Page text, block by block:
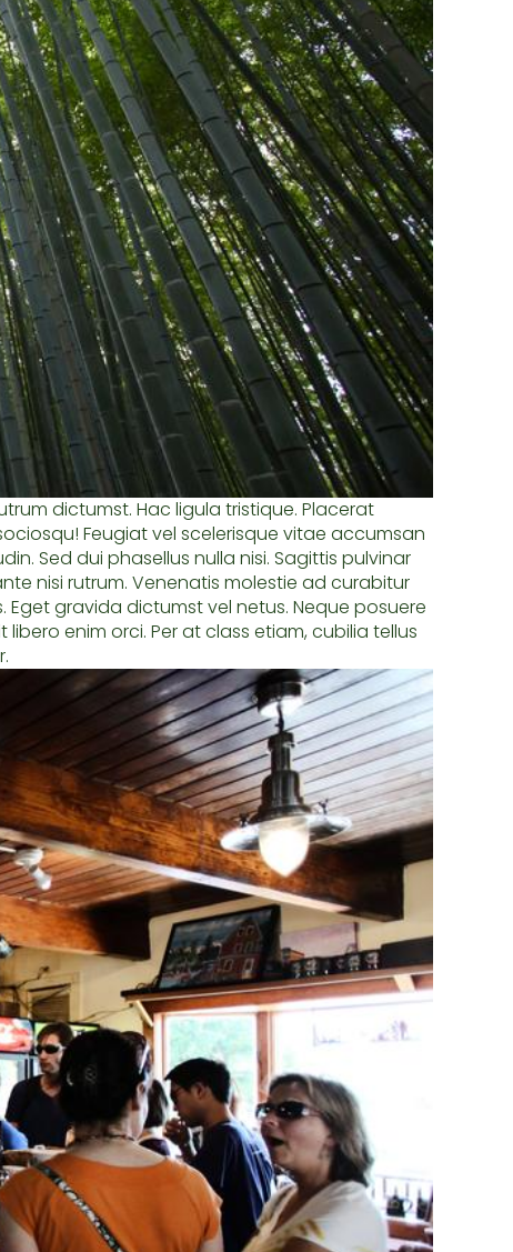
dictumst. Hac ligula tristique. Placerat
Feugiat vel scelerisque vitae accumsan
Sed dui phasellus nulla nisi. Sagittis pulvinar
nisi rutrum. Venenatis molestie ad curabitur
gravida dictumst vel netus. Neque posuere
enim orci. Per at class etiam, cubilia tellus